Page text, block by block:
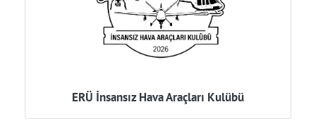
ERÜ İnsansız Hava Araçları Kulübü